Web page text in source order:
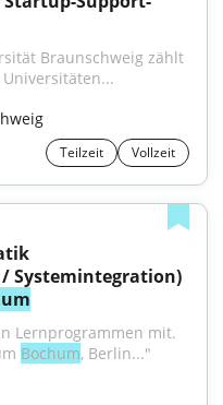
Braunschweig zählt
Teilzeit Vollzeit
Systemintegration)
Lernprogrammen mit.
Bochum, Berlin..."